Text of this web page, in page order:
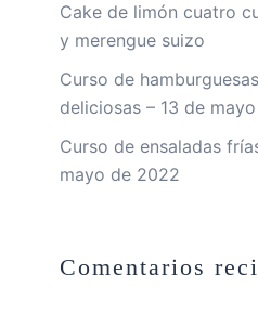
Cake de limón cuatro
y merengue suizo
Curso de
deliciosas – 13 de
Curso de ensaladas
mayo de 2022
Comentarios